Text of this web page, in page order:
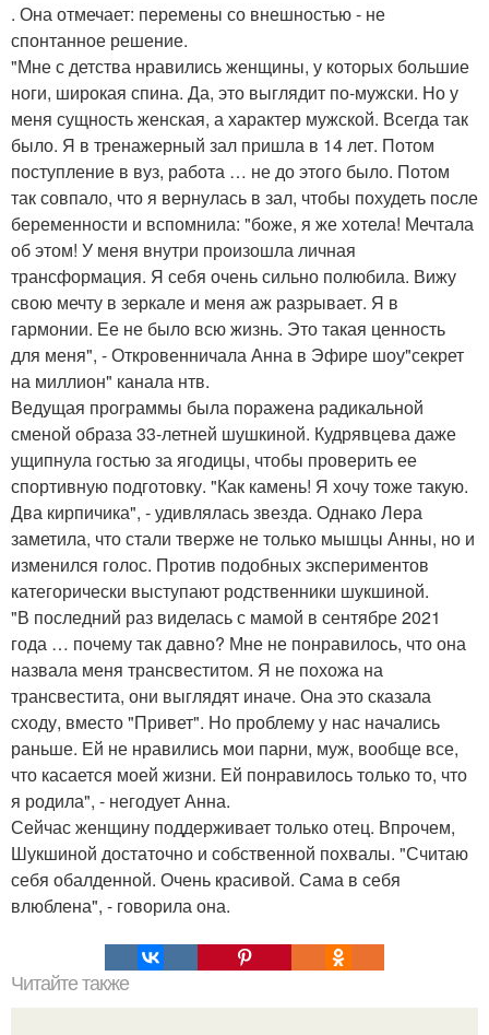
. Она отмечает: перемены со внешностью - не
спонтанное решение.
"Мне с детства нравились женщины, у которых большие
ноги, широкая спина. Да, это выглядит по-мужски. Но у
меня сущность женская, а характер мужской. Всегда так
было. Я в тренажерный зал пришла в 14 лет. Потом
поступление в вуз, работа … не до этого было. Потом
так совпало, что я вернулась в зал, чтобы похудеть после
беременности и вспомнила: "боже, я же хотела! Мечтала
об этом! У меня внутри произошла личная
трансформация. Я себя очень сильно полюбила. Вижу
свою мечту в зеркале и меня аж разрывает. Я в
гармонии. Ее не было всю жизнь. Это такая ценность
для меня", - Откровенничала Анна в Эфире шоу"секрет
на миллион" канала нтв.
Ведущая программы была поражена радикальной
сменой образа 33-летней шушкиной. Кудрявцева даже
ущипнула гостью за ягодицы, чтобы проверить ее
спортивную подготовку. "Как камень! Я хочу тоже такую.
Два кирпичика", - удивлялась звезда. Однако Лера
заметила, что стали тверже не только мышцы Анны, но и
изменился голос. Против подобных экспериментов
категорически выступают родственники шукшиной.
"В последний раз виделась с мамой в сентябре 2021
года … почему так давно? Мне не понравилось, что она
назвала меня трансвеститом. Я не похожа на
трансвестита, они выглядят иначе. Она это сказала
сходу, вместо "Привет". Но проблему у нас начались
раньше. Ей не нравились мои парни, муж, вообще все,
что касается моей жизни. Ей понравилось только то, что
я родила", - негодует Анна.
Сейчас женщину поддерживает только отец. Впрочем,
Шукшиной достаточно и собственной похвалы. "Считаю
себя обалденной. Очень красивой. Сама в себя
влюблена", - говорила она.
Читайте также